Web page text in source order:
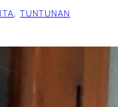
, TUNTUNAN